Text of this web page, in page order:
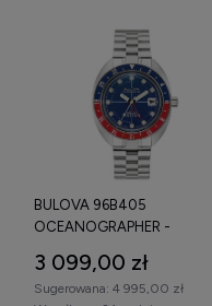
BULOVA 96B405
OCEANOGRAPHER -
3 099,00 zł
Sugerowana: 4 995,00 zł